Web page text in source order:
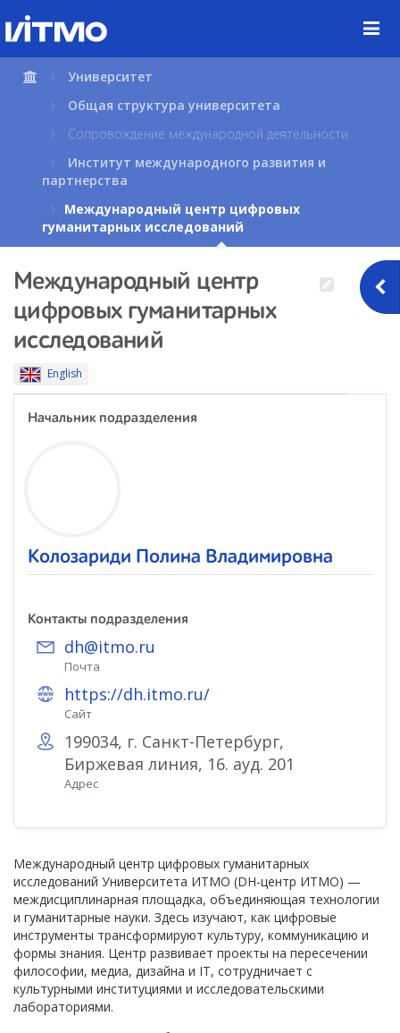
содержимому
страницы.
Университет
Общая структура университета
Сопровождение международной деятельности
Институт международного развития и
партнерства
Международный центр цифровых
гуманитарных исследований
Международный центр
цифровых гуманитарных
исследований
English
Начальник подразделения
Колозариди Полина Владимировна
Контакты подразделения
dh@itmo.ru
Почта
https://dh.itmo.ru/
Сайт
199034, г. Санкт-Петербург,
Биржевая линия, 16. ауд. 201
Адрес
Международный центр цифровых гуманитарных
исследований Университета ИТМО (DH-центр ИТМО) —
междисциплинарная площадка, объединяющая технологии
и гуманитарные науки. Здесь изучают, как цифровые
инструменты трансформируют культуру, коммуникацию и
формы знания. Центр развивает проекты на пересечении
философии, медиа, дизайна и IT, сотрудничает с
культурными институциями и исследовательскими
лабораториями.